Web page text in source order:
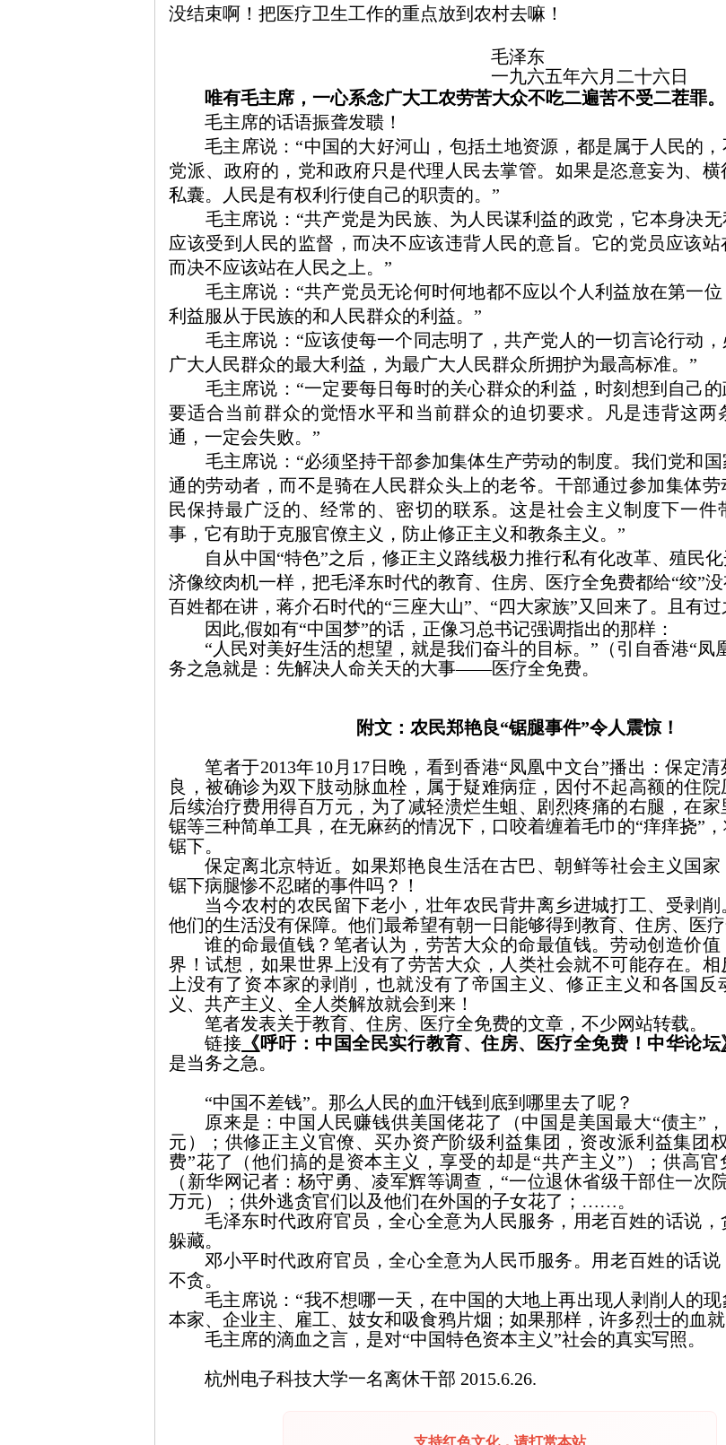
没结束啊！把医疗卫生工作的重点放到农村去嘛！
毛泽东
一九六五年六月二十六日
唯有毛主席 ， 一心系念广大工农劳苦大众不吃二遍苦不受二茬罪。
毛主席的话语振聋发聩 ！
毛主席说： “中国的大好河山，包括土地资源，都是属于人民的
党派、政府的，党和政府只是代理人民去掌管。如果是恣意妄为、
私囊。人民是有权利行使自己的职责的。”
毛主席说： “共产党是为民族、为人民谋利益的政党，它本身决
应该受到人民的监督，而决不应该违背人民的意旨。它的党员应该站
而决不应该站在人民之上。”
毛主席说： “共产党员无论何时何地都不应以个人利益放在第一位
利益服从于民族的和人民群众的利益。”
毛主席说： “应该使每一个同志明了，共产党人的一切言论行动
广大人民群众的最大利益，为最广大人民群众所拥护为最高标准。”
毛主席说： “一定要每日每时的关心群众的利益，时刻想到自己
要适合当前群众的觉悟水平和当前群众的迫切要求。凡是违背这两
通，一定会失败。”
毛主席说： “必须坚持干部参加集体生产劳动的制度。我们党和
通的劳动者，而不是骑在人民群众头上的老爷。干部通过参加集体劳
民保持最广泛的、经常的、密切的联系。这是社会主义制度下一件
事，它有助于克服官僚主义，防止修正主义和教条主义。”
自从中国“特色”之后，修正主义路线极力推行私有化改革、殖民
济像绞肉机一样，把毛泽东时代的教育、住房、医疗全免费都给“绞”
百姓都在讲，蒋介石时代的“三座大山”、“四大家族”又回来了。且有过
因此,假如有“中国梦”的话， 正像习总书记强调指出的那样 ：
“人民对美好生活的想望，就是我们奋斗的目标。” （引自香港“凤
务之急就是 ： 先解决人命关天的大事——医疗全免费。
附文：农民郑艳良“锯腿事件”令人震惊！
笔者于2013年10 月 17 日晚，看到香港“凤凰中文台”播出：保定
良，被确诊为双下肢动脉血栓，属于疑难病症，因付不起高额的住院
后续治疗费用得百万元，为了减轻溃烂生蛆、剧烈疼痛的右腿，在
锯等三种简单工具，在无麻药的情况下，口咬着缠着毛巾的“痒痒挠”
锯下。
保定离北京特近。如果郑艳良生活在古巴、朝鲜等社会主义国家
锯下病腿惨不忍睹的事件吗？！
当今农村的农民留下老小，壮年农民背井离乡进城打工、受剥削
他们的生活没有保障。他们最希望有朝一日能够得到教育、住房、医疗
谁的命最值钱？ 笔者认为， 劳苦大众的命最值钱。劳动创造价值
界！试想，如果世界上没有了劳苦大众，人类社会就不可能存在。 相
上没有了资本家的剥削，也就没有了帝国主义、修正主义和各国反
义、共产主义、全人类解放就会到来！
笔者发表关于教育、住房、医疗全免费的文章，不少网站转载。
链接 《 呼吁：中国全民实行教育、住房、医疗全免费！中华论坛
是当务之急。
“中国不差钱”。那么人民的血汗钱到底到哪里去了呢？
原来是：中国人民赚钱供美国佬花了
（中国是美国最大“债主”，
元 ）
；供修正主义官僚、买办资产阶级利益集团，资改派利益集团
费”花了
（他们搞的是资本主义，享受的却是“共产主义”）
；供高
（ 新华网记者：杨守勇、凌军辉等调查，“一位退休省级干部住一次
万元）
；供外逃贪官们以及他们在外国的子女花了；……。
毛泽东时代政府官员，全心全意为人民服务，用老百姓的话说，
躲藏。
邓小平时代政府官员，全心全意为人民币服务。 用老百姓的话说
不贪。
毛主席说：“我不想哪一天，在中国的大地上再出现人剥削人的
本家、企业主、雇工、妓女和吸食鸦片烟；如果那样，许多烈士的血
毛主席的滴血之言，是对“中国特色资本主义”社会的真实写照。
杭州电子科技大学一名离休干部 2015.6.26.
支持红色文化，请打赏本站